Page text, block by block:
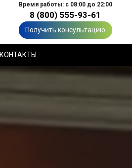
Время работы: с 08:00 до 22:00
8 (800) 555-93-61
Получить консультацию
КОНТАКТЫ